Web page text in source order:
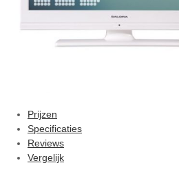
Prijzen
Specificaties
Reviews
Vergelijk